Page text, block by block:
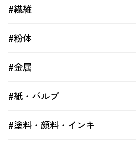
#繊維
#粉体
#金属
#紙・パルプ
#塗料・顔料・インキ